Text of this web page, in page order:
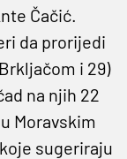
Čačić.
da prorijedi
i 29)
na njih 22
Moravskim
sugeriraju